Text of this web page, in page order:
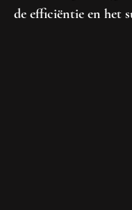
de efficiëntie en het